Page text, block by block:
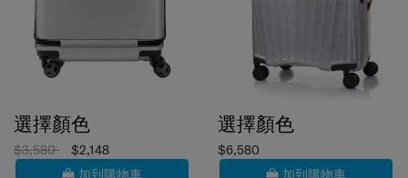
$3,580
$2,148
加到購物車
$6,580
加到購物車